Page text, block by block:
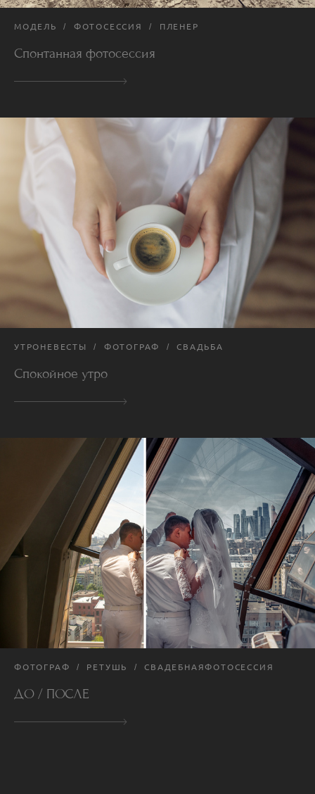
МОДЕЛЬ ФОТОСЕССИЯ ПЛЕНЕР
Спонтанная фотосессия
УТРОНЕВЕСТЫ ФОТОГРАФ СВАДЬБА
Спокойное утро
ФОТОГРАФ РЕТУШЬ СВАДЕБНАЯФОТОСЕССИЯ
ДО / ПОСЛЕ